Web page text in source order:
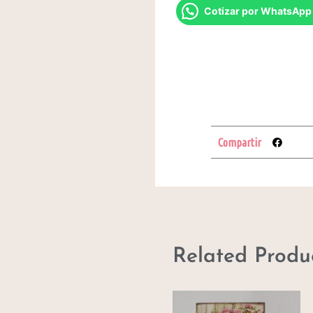
Cotizar por WhatsApp
Compartir
Related